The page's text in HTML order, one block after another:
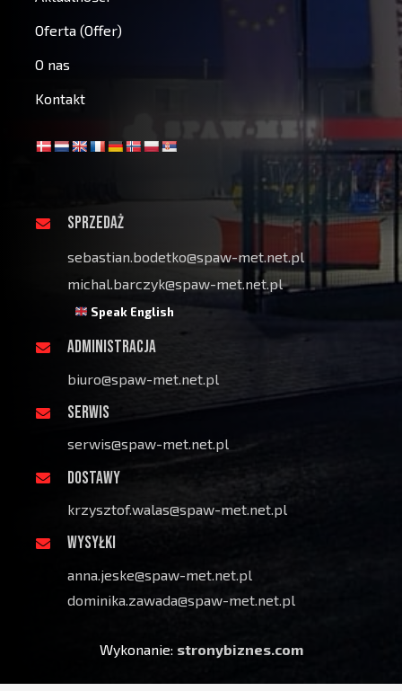
Oferta (Offer)
O nas
Kontakt
SPRZEDAŻ
sebastian.bodetko@spaw-met.net.pl
michal.barczyk@spaw-met.net.pl
Speak English
ADMINISTRACJA
biuro@spaw-met.net.pl
SERWIS
serwis@spaw-met.net.pl
DOSTAWY
krzysztof.walas@spaw-met.net.pl
WYSYŁKI
anna.jeske@spaw-met.net.pl
dominika.zawada@spaw-met.net.pl
Wykonanie: stronybiznes.com